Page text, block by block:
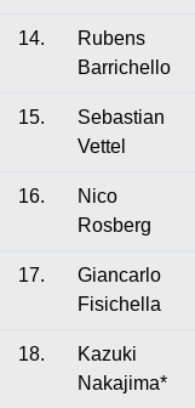
14.
Rubens
Barrichello
15.
Sebastian
Vettel
16.
Nico
Rosberg
17.
Giancarlo
Fisichella
18.
Kazuki
Nakajima*